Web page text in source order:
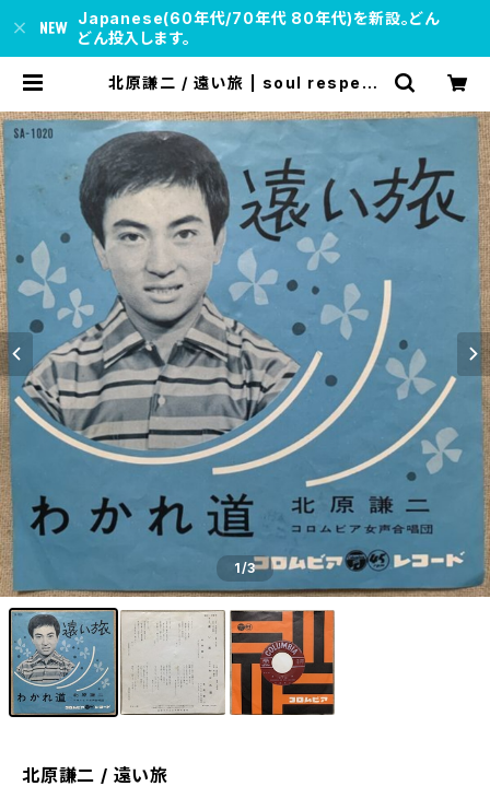
Japanese(60年代/70年代 80年代)を新設。どん
どん投入します。
北原謙二 / 遠い旅 | soul respect
1/3
北原謙二 / 遠い旅